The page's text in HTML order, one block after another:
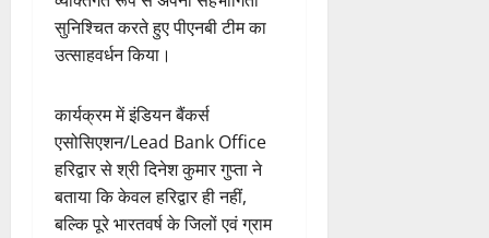
सुनिश्चित करते हुए पीएनबी टीम का
उत्साहवर्धन किया।
कार्यक्रम में इंडियन बैंकर्स
एसोसिएशन/Lead Bank Office
हरिद्वार से श्री दिनेश कुमार गुप्ता ने
बताया कि केवल हरिद्वार ही नहीं,
बल्कि पूरे भारतवर्ष के जिलों एवं ग्राम